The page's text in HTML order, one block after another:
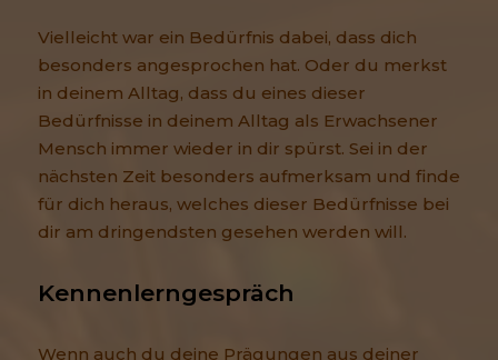
Vielleicht war ein Bedürfnis dabei, dass dich
besonders angesprochen hat. Oder du merkst
in deinem Alltag, dass du eines dieser
Bedürfnisse in deinem Alltag als Erwachsener
Mensch immer wieder in dir spürst. Sei in der
nächsten Zeit besonders aufmerksam und finde
für dich heraus, welches dieser Bedürfnisse bei
dir am dringendsten gesehen werden will.
Kennenlerngespräch
Wenn auch du deine Prägungen aus deiner